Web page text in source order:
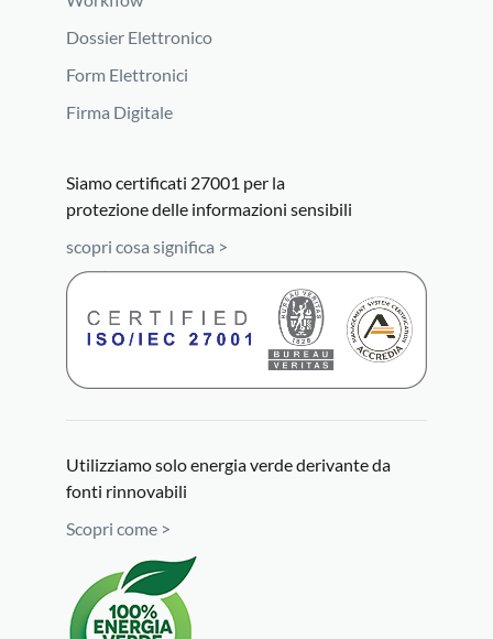
Dossier Elettronico
Form Elettronici
Firma Digitale
Siamo certificati 27001 per la
protezione delle informazioni sensibili
scopri cosa significa >
Utilizziamo solo energia verde derivante da
fonti rinnovabili
Scopri come >